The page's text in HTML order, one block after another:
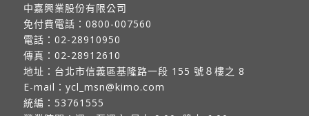
中嘉興業股份有限公司
免付費電話： 0800-007560
電話： 02-28910950
傳真： 02-28912610
地址： 台北市信義區基隆路一段 155 號８樓之 8
E-mail： ycl_msn@kimo.com
統編：53761555